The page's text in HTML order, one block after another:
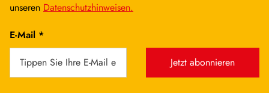
unseren Datenschutzhinweisen.
E-Mail *
Jetzt abonnieren